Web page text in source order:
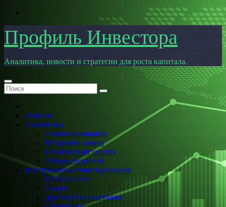
Перейти
содержимому
Профиль Инвестора
Аналитика, новости и стратегии для роста капитала.
Главная
Аналитика
Анализ компаний
Макроэкономика
Технический анализ
Обзоры отраслей
Инструменты инвестирования
ETF и БПИФ
Акции
Драгоценные металлы